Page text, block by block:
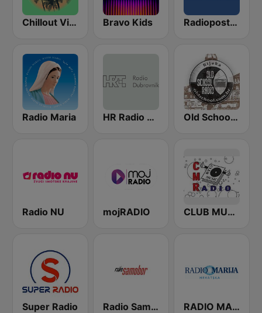
Chillout Vibes Bravo Kids Radiopostaja Mir Međugorje
Radio Maria HR Radio Dubrovnik Old School Radio
Radio NU mojRADIO CLUB MUSIC RADIO - CRO HITS
Super Radio Radio Samobor RADIO MARIJA Hrvatska